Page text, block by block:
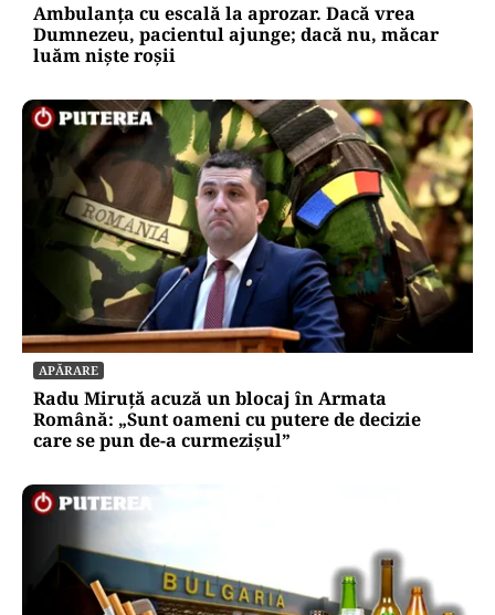
Ambulanța cu escală la aprozar. Dacă vrea
Dumnezeu, pacientul ajunge; dacă nu, măcar
luăm niște roșii
APĂRARE
Radu Miruță acuză un blocaj în Armata
Română: „Sunt oameni cu putere de decizie
care se pun de-a curmezișul”